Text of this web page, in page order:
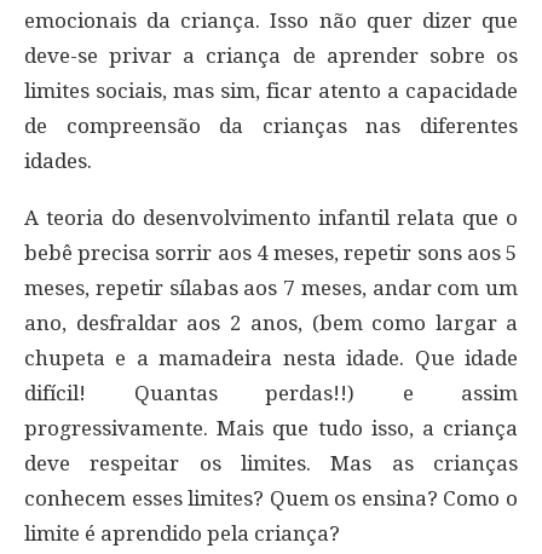
emocionais da criança. Isso não quer dizer que
deve-se privar a criança de aprender sobre os
limites sociais, mas sim, ficar atento a capacidade
de compreensão da crianças nas diferentes
idades.
A teoria do desenvolvimento infantil relata que o
bebê precisa sorrir aos 4 meses, repetir sons aos 5
meses, repetir sílabas aos 7 meses, andar com um
ano, desfraldar aos 2 anos, (bem como largar a
chupeta e a mamadeira nesta idade. Que idade
difícil! Quantas perdas!!) e assim
progressivamente. Mais que tudo isso, a criança
deve respeitar os limites. Mas as crianças
conhecem esses limites? Quem os ensina? Como o
limite é aprendido pela criança?